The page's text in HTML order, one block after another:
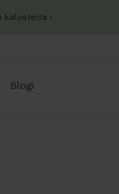
kalusteita
Blogi